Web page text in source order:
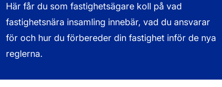
Här får du som fastighetsägare koll på vad
fastighetsnära insamling innebär, vad du ansvarar
för och hur du förbereder din fastighet inför de nya
reglerna.